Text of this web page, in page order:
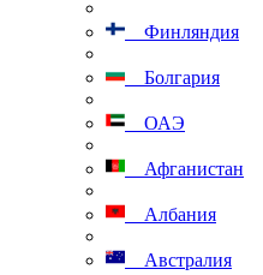
Финляндия
Болгария
ОАЭ
Афганистан
Албания
Австралия